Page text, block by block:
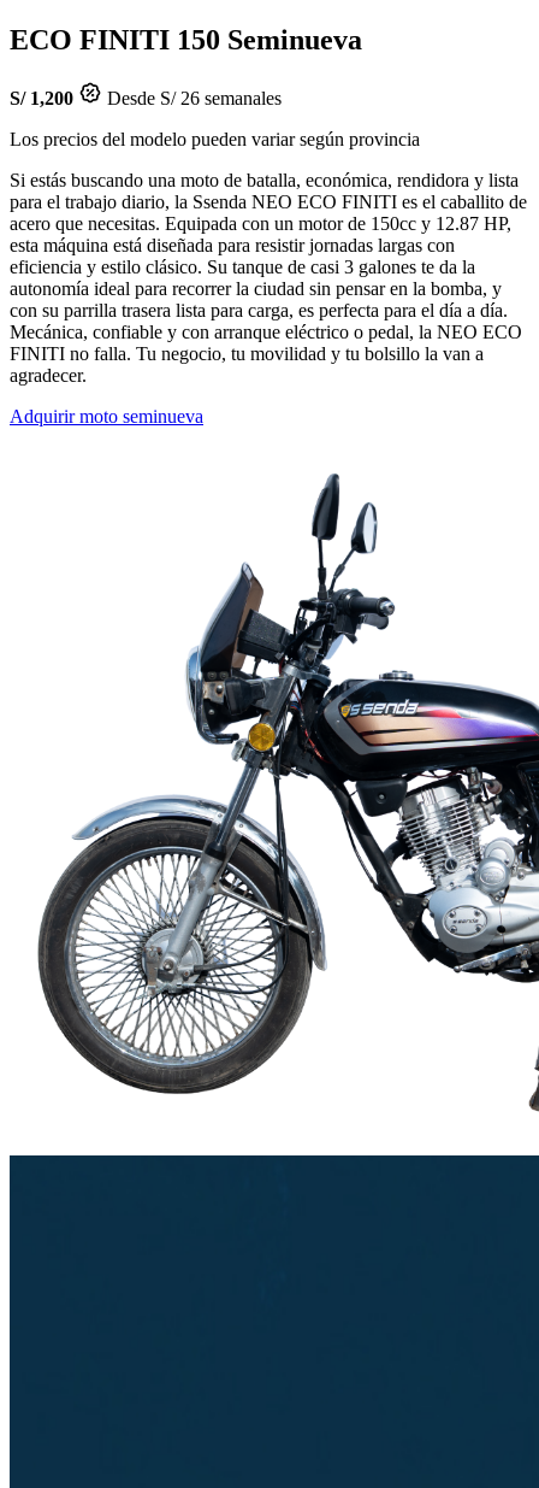
ECO FINITI 150 Seminueva
S/ 1,200
Desde S/ 26 semanales
Los precios del modelo pueden variar según provincia
Si estás buscando una moto de batalla, económica, rendidora y lista
para el trabajo diario, la Ssenda NEO ECO FINITI es el caballito de
acero que necesitas. Equipada con un motor de 150cc y 12.87 HP,
esta máquina está diseñada para resistir jornadas largas con
eficiencia y estilo clásico. Su tanque de casi 3 galones te da la
autonomía ideal para recorrer la ciudad sin pensar en la bomba, y
con su parrilla trasera lista para carga, es perfecta para el día a día.
Mecánica, confiable y con arranque eléctrico o pedal, la NEO ECO
FINITI no falla. Tu negocio, tu movilidad y tu bolsillo la van a
agradecer.
Adquirir moto seminueva